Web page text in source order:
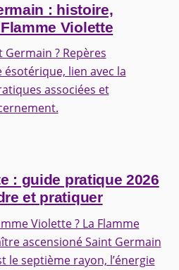
: histoire,
Violette
? Repères
lien avec la
associées et
: guide pratique 2026
et pratiquer
Violette ? La Flamme
ascensioné Saint Germain
le septième rayon, l’énergie